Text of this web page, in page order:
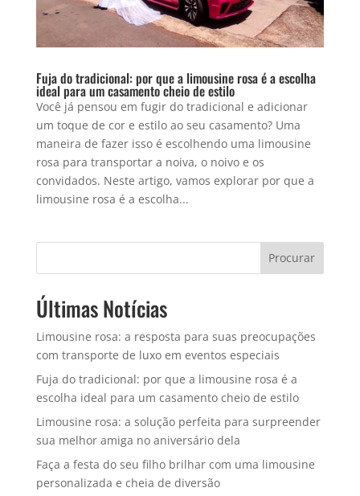
Fuja do tradicional: por que a limousine rosa é a escolha
ideal para um casamento cheio de estilo
Você já pensou em fugir do tradicional e adicionar
um toque de cor e estilo ao seu casamento? Uma
maneira de fazer isso é escolhendo uma limousine
rosa para transportar a noiva, o noivo e os
convidados. Neste artigo, vamos explorar por que a
limousine rosa é a escolha...
Procurar
Últimas Notícias
Limousine rosa: a resposta para suas preocupações
com transporte de luxo em eventos especiais
Fuja do tradicional: por que a limousine rosa é a
escolha ideal para um casamento cheio de estilo
Limousine rosa: a solução perfeita para surpreender
sua melhor amiga no aniversário dela
Faça a festa do seu filho brilhar com uma limousine
personalizada e cheia de diversão